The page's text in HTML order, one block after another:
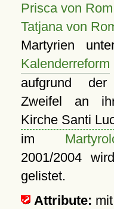
Prisca von Rom
Tatjana von
Martyrien
Kalenderreform
aufgrund der
Zweifel an
Kirche Santi
im
2001/2004
gelistet.
Attribute: